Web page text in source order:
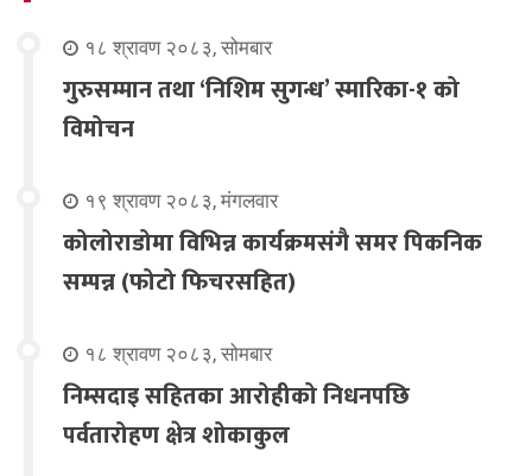
१८ श्रावण २०८३, सोमबार
गुरुसम्मान तथा ‘निशिम सुगन्ध’ स्मारिका-१ को
विमोचन
१९ श्रावण २०८३, मंगलवार
कोलोराडोमा विभिन्न कार्यक्रमसंगै समर पिकनिक
सम्पन्न (फोटो फिचरसहित)
१८ श्रावण २०८३, सोमबार
निम्सदाइ सहितका आरोहीको निधनपछि
पर्वतारोहण क्षेत्र शोकाकुल